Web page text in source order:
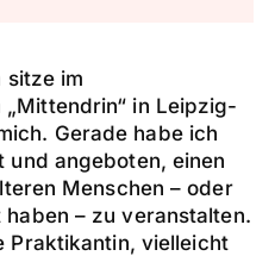
sitze im
in Leipzig-
Gerade habe ich
angeboten, einen
Menschen – oder
– zu veranstalten.
Praktikantin, vielleicht